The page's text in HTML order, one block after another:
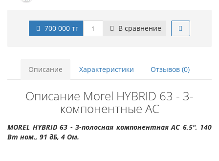
700 000 тг В сравнение
Описание Характеристики Отзывов (0)
Описание Morel HYBRID 63 - 3-
компонентные АС
MOREL HYBRID 63 - 3-полосная компонентная АС 6,5", 140
Вт ном., 91 дБ, 4 Ом.